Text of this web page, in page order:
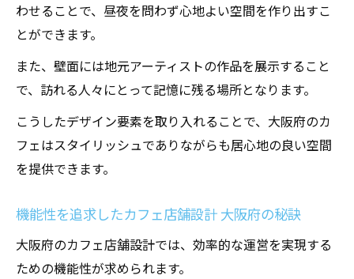
大阪府の視点から
大阪府のカフェで自然光を効果的に使うア
イデア
自然光による快適な空間作り 大阪府のカフ
ェ店舗設計
大阪府のカフェ設計 自然光と照明のバラン
ス
人気デザイン
大阪府のカフェ店舗設計 シンプルさの魅力
洗練されたカフェデザイン 大阪府の事例
わせることで、昼夜を問わず心地よい空間を作り出すこ
とができます。
また、壁面には地元アーティストの作品を展示すること
で、訪れる人々にとって記憶に残る場所となります。
こうしたデザイン要素を取り入れることで、大阪府のカ
フェはスタイリッシュでありながらも居心地の良い空間
を提供できます。
機能性を追求したカフェ店舗設計 大阪府の秘訣
大阪府のカフェ店舗設計では、効率的な運営を実現する
ための機能性が求められます。